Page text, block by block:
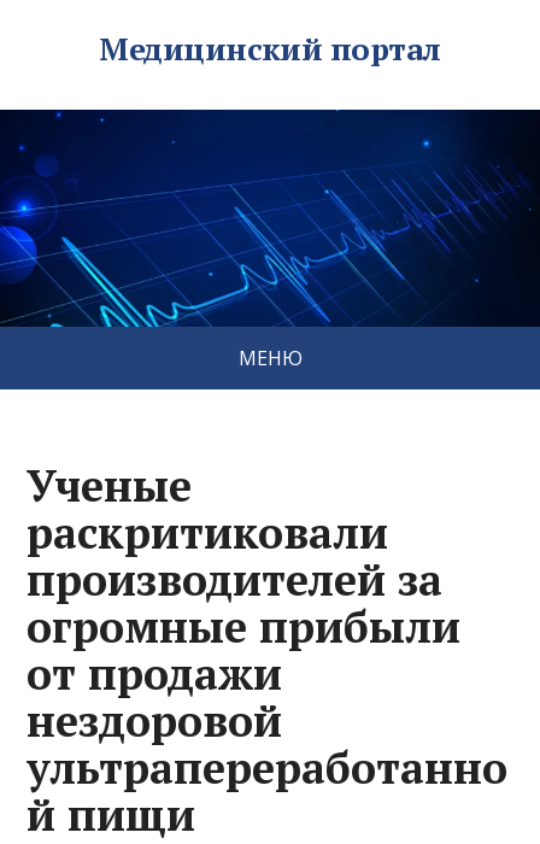
Медицинский портал
МЕНЮ
Ученые
раскритиковали
производителей за
огромные прибыли
от продажи
нездоровой
ультрапереработанно
й пищи